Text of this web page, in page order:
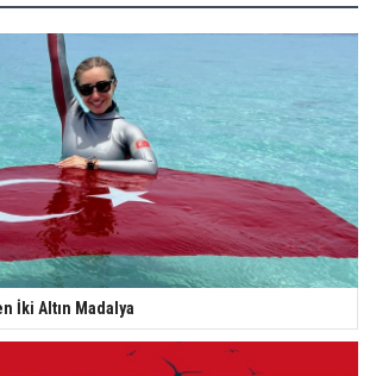
İki Altın Madalya